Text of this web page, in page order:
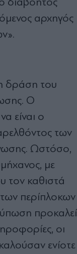
αρχηγός
δράση του
Ο
είναι ο
των
Ωστόσο,
με
τον καθιστά
περίπλοκων
προκαλεί
οι
ενίοτε